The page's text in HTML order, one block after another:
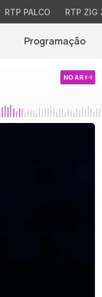
RTP PALCO RTP ZIG
Programação
NO AR